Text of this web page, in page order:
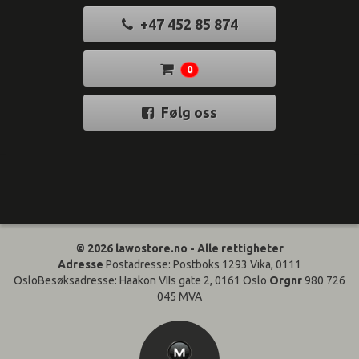
+47 452 85 874
0
Følg oss
© 2026 lawostore.no - Alle rettigheter
Adresse Postadresse: Postboks 1293 Vika, 0111
OsloBesøksadresse: Haakon VIIs gate 2, 0161 Oslo Orgnr980 726
045 MVA